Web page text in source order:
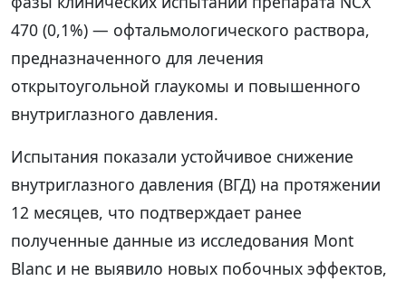
470 (0,1%) — офтальмологического раствора,
предназначенного для лечения
открытоугольной глаукомы и повышенного
внутриглазного давления.
Испытания показали устойчивое снижение
внутриглазного давления (ВГД) на протяжении
12 месяцев, что подтверждает ранее
полученные данные из исследования Mont
Blanc и не выявило новых побочных эффектов,